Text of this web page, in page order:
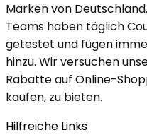
Marken von
Teams haben täglich
getestet und fügen
hinzu. Wir versuchen
Rabatte auf Online-
kaufen, zu bieten.
Hilfreiche Links